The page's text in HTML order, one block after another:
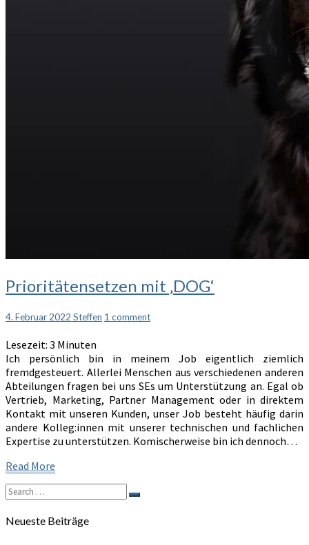
Prioritätensetzen
mit
Prioritätensetzen mit ‚DOG‘
4. Februar 2022 Steffen Comments
1 comment
Lesezeit: 3 Minuten
Ich persönlich bin in meinem Job eigentlich ziemlich
fremdgesteuert. Allerlei Menschen aus verschiedenen anderen
Abteilungen fragen bei uns SEs um Unterstützung an. Egal ob
Vertrieb, Marketing, Partner Management oder in direktem
Kontakt mit unseren Kunden, unser Job besteht häufig darin
andere Kolleg:innen mit unserer technischen und fachlichen
Expertise zu unterstützen. Komischerweise bin ich dennoch…
Read More
Search
for:
Search
Neueste Beiträge